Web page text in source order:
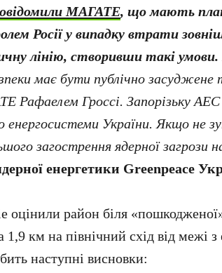
МАГАТЕ, що мають
Росії у випадку втрати
лінію, створивши такі умови.
має бути публічно засуджене
Рафаелем Гроссі. Запорізьку АЕС
енергосистеми України. Якщо не
загострення ядерної загрози
енергетики Greenpeace
оцінили район біля
1,9 км на північний схід від межі
наступні висновки: